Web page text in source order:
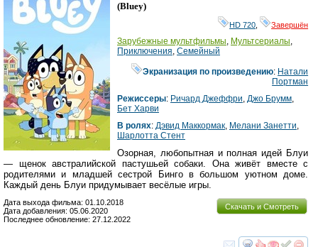
(Bluey)
HD 720, Завершён
Зарубежные мультфильмы, Мультсериалы,
Приключения, Семейный
Экранизация по произведению: Натали
Портман
Режиссеры: Ричард Джеффри, Джо Брумм,
Бет Харви
В ролях: Дэвид Маккормак, Мелани Занетти,
Шарлотта Стент
Озорная, любопытная и полная идей Блуи
— щенок австралийской пастушьей собаки. Она живёт вместе с
родителями и младшей сестрой Бинго в большом уютном доме.
Каждый день Блуи придумывает весёлые игры.
Скачать и Смотреть
Дата выхода фильма: 01.10.2018
Дата добавления: 05.06.2020
Последнее обновление: 27.12.2022